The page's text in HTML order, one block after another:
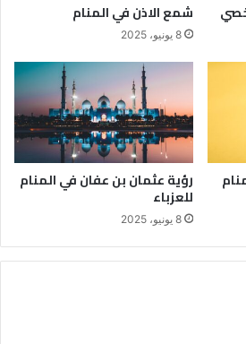
شمع الاذن في المنام
8 يونيو، 2025
رؤية عثمان بن عفان في المنام
للعزباء
8 يونيو، 2025